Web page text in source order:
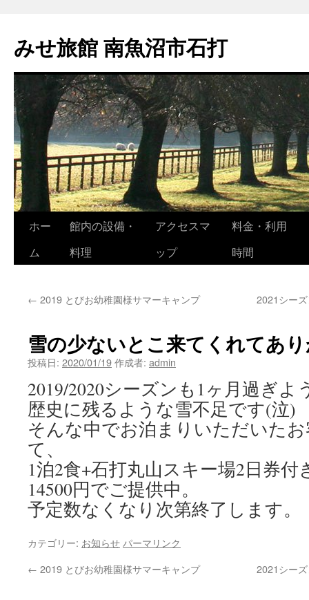
テ
ン
ス
キ
ッ
プ
みせ旅館 南魚沼市石打
ホー
ム
館内の設備・
料理
アクセスマ
ップ
料金・利用
時間
← 2019 とびお幼稚園様サマーキャンプ 2021シー
雪の少ないとこ来てくれてあ
投稿日: 2020/01/19作成者: admin
2019/2020シーズンも1ヶ月過ぎ
歴史に残るような雪不足です(泣)
そんな中でお泊まりいただいた
て、
1泊2食+石打丸山スキー場2日券
14500円でご提供中。
予定数なくなり次第終了します。
カテゴリー: お知らせ パーマリンク
← 2019 とびお幼稚園様サマーキャンプ 2021シー